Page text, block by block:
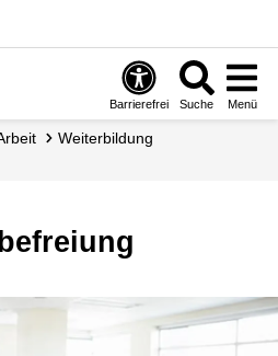
Barrierefrei Suche Menü
Weiterbildung